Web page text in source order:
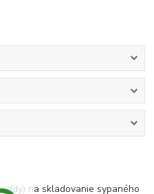
na skladovanie sypaného